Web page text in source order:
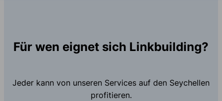
Für wen eignet sich Linkbuilding?
Jeder kann von unseren Services auf den Seychellen
profitieren.